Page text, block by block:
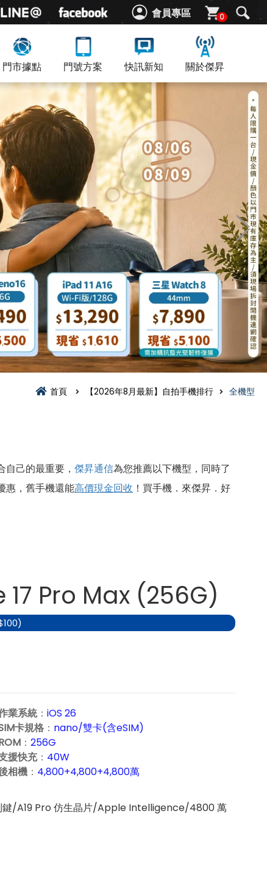
會員專區 0
門市據點 門號方案 快訊新知 關於傑昇
首頁 【2026年8月最新】自拍手機排行 全機型
己的最重要， 傑昇通信為您推薦以下機型，同時了
惠，舊手機還能高價現金回收 ！買手機．來傑昇．好
Pro Max (256G)
業系統： iOS 26
卡規格： nano/雙卡(含eSIM)
： 256G
援快充： 40W
相機： 4,800+4,800+4,800萬
鍵/A19 Pro 仿生晶片/Apple Intelligence/4800 萬